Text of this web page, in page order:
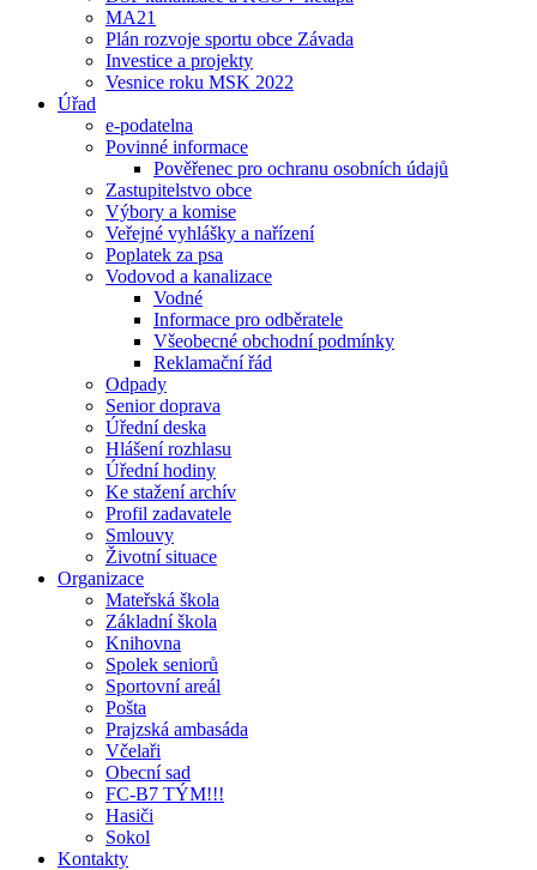
MA21
Plán rozvoje sportu obce Závada
Investice a projekty
Vesnice roku MSK 2022
Úřad
e-podatelna
Povinné informace
Pověřenec pro ochranu osobních údajů
Zastupitelstvo obce
Výbory a komise
Veřejné vyhlášky a nařízení
Poplatek za psa
Vodovod a kanalizace
Vodné
Informace pro odběratele
Všeobecné obchodní podmínky
Reklamační řád
Odpady
Senior doprava
Úřední deska
Hlášení rozhlasu
Úřední hodiny
Ke stažení archív
Profil zadavatele
Smlouvy
Životní situace
Organizace
Mateřská škola
Základní škola
Knihovna
Spolek seniorů
Sportovní areál
Pošta
Prajzská ambasáda
Včelaři
Obecní sad
FC-B7 TÝM!!!
Hasiči
Sokol
Kontakty